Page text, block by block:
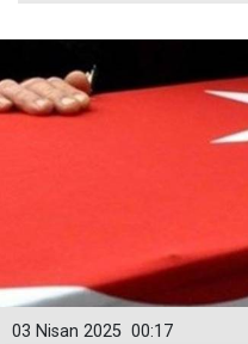
00:17
03 Nisan 2025